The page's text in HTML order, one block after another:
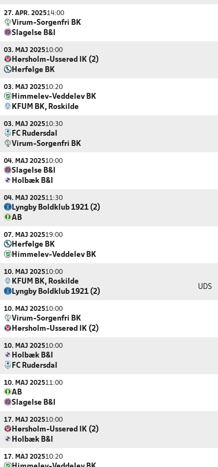
27. APR. 202514:00
Virum-Sorgenfri BK
Slagelse B&I
03. MAJ 202510:00
Hørsholm-Usserød IK (2)
Herfølge BK
03. MAJ 202510:20
Himmelev-Veddelev BK
KFUM BK, Roskilde
03. MAJ 202510:30
FC Rudersdal
Virum-Sorgenfri BK
04. MAJ 202510:00
Slagelse B&I
Holbæk B&I
04. MAJ 202511:30
Lyngby Boldklub 1921 (2)
AB
07. MAJ 202519:00
Herfølge BK
Himmelev-Veddelev BK
10. MAJ 202510:00
KFUM BK, Roskilde
Lyngby Boldklub 1921 (2)
UDS
10. MAJ 202510:00
Virum-Sorgenfri BK
Hørsholm-Usserød IK (2)
10. MAJ 202510:00
Holbæk B&I
FC Rudersdal
10. MAJ 202511:00
AB
Slagelse B&I
17. MAJ 202510:00
Hørsholm-Usserød IK (2)
Holbæk B&I
17. MAJ 202510:20